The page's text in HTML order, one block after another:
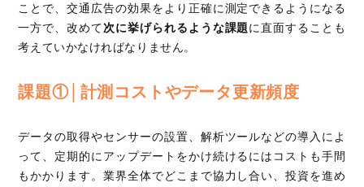
ことで、交通広告の効果をより正確に測定できるようになる
一方で、改めて次に挙げられるような課題に直面することも
考えていかなければなりません。
課題①│計測コストやデータ更新頻度
データの取得やセンサーの設置、解析ツールなどの導入によ
って、定期的にアップデートをかけ続けるにはコストも手間
もかかります。業界全体でどこまで協力し合い、投資を進め